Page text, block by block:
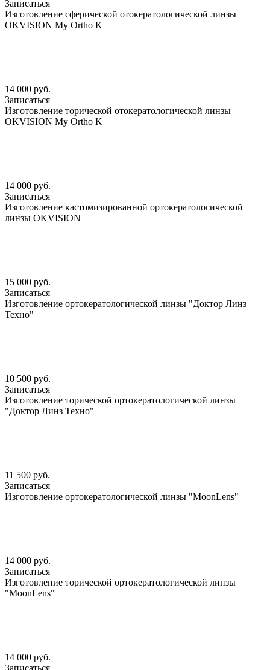
Записаться
Изготовление сферической отокератологической линзы
OKVISION My Ortho K
14 000 руб.
Записаться
Изготовление торической отокератологической линзы
OKVISION My Ortho K
14 000 руб.
Записаться
Изготовление кастомизированной ортокератологической
линзы OKVISION
15 000 руб.
Записаться
Изготовление ортокератологической линзы "Доктор Линз
Техно"
10 500 руб.
Записаться
Изготовление торической ортокератологической линзы
"Доктор Линз Техно"
11 500 руб.
Записаться
Изготовление ортокератологической линзы "MoonLens"
14 000 руб.
Записаться
Изготовление торической ортокератологической линзы
"MoonLens"
14 000 руб.
Записаться